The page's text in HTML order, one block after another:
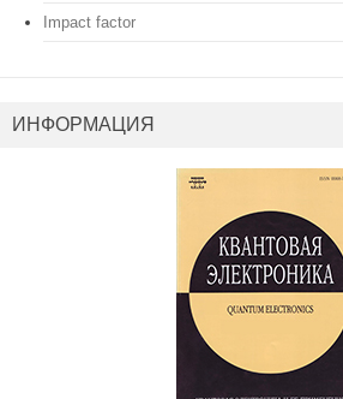
Impact factor
ИНФОРМАЦИЯ